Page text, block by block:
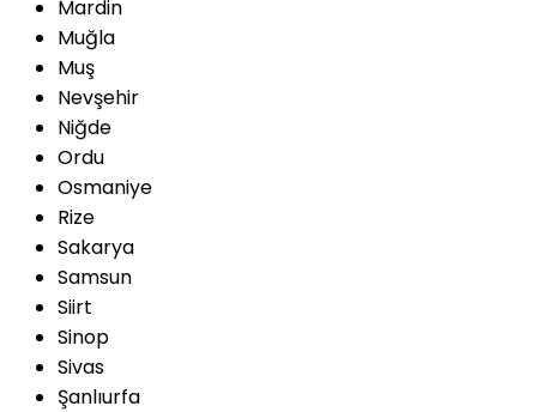
Mardin
Muğla
Muş
Nevşehir
Niğde
Ordu
Osmaniye
Rize
Sakarya
Samsun
Siirt
Sinop
Sivas
Şanlıurfa